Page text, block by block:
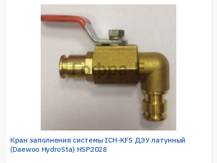
Кран заполнения системы ICH-KFS ДЭУ латунный
(Daewoo HydroSta) HSP2028